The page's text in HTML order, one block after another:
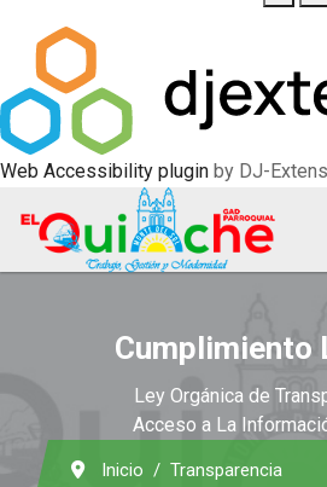
Web Accessibility plugin by DJ-
Cumplimiento
Ley Orgánica de
Acceso a La
Inicio
Transparencia